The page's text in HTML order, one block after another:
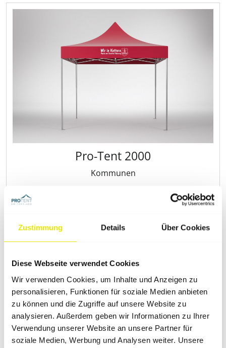
Zustimmung Details Über Cookies
Diese Webseite verwendet Cookies
Wir verwenden Cookies, um Inhalte und Anzeigen zu
personalisieren, Funktionen für soziale Medien anbieten
zu können und die Zugriffe auf unsere Website zu
analysieren. Außerdem geben wir Informationen zu Ihrer
Verwendung unserer Website an unsere Partner für
soziale Medien, Werbung und Analysen weiter. Unsere
Pro‑Tent 2000
Kommunen